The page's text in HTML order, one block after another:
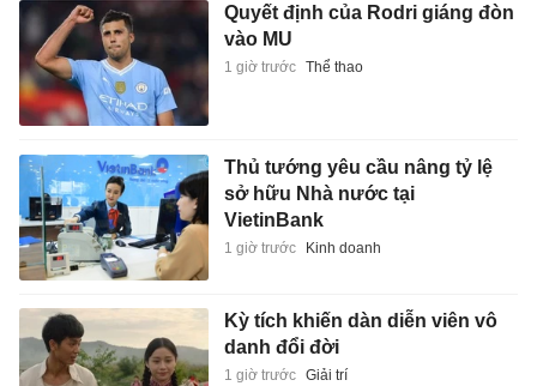
Quyết định của Rodri giáng đòn
vào MU
1 giờ trước Thể thao
Thủ tướng yêu cầu nâng tỷ lệ
sở hữu Nhà nước tại
VietinBank
1 giờ trước Kinh doanh
Kỳ tích khiến dàn diễn viên vô
danh đổi đời
1 giờ trước Giải trí